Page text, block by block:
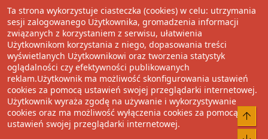
Wolnościowe cytaty
Udostępnij
Facebook
TwitterRedditPinterest
TumblrWhatsApp
Umieść Link
Community platform by XenForo® © 2010-2022 XenForo Ltd.
Pixel Exit
Ta strona wykorzystuje ciasteczka (cookies) w celu: utrzymania
sesji zalogowanego Użytkownika, gromadzenia informacji
związanych z korzystaniem z serwisu, ułatwienia
Użytkownikom korzystania z niego, dopasowania treści
wyświetlanych Użytkownikowi oraz tworzenia statystyk
oglądalności czy efektywności publikowanych
reklam.Użytkownik ma możliwość skonfigurowania ustawień
cookies za pomocą ustawień swojej przeglądarki internetowej.
Użytkownik wyraża zgodę na używanie i wykorzystywanie
cookies oraz ma możliwość wyłączenia cookies za pomocą
ustawień swojej przeglądarki internetowej.
Do